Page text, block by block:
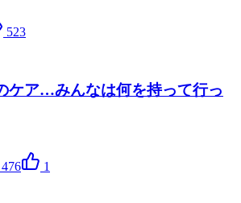
523
ケア…みんなは何を持って行っ
476
1